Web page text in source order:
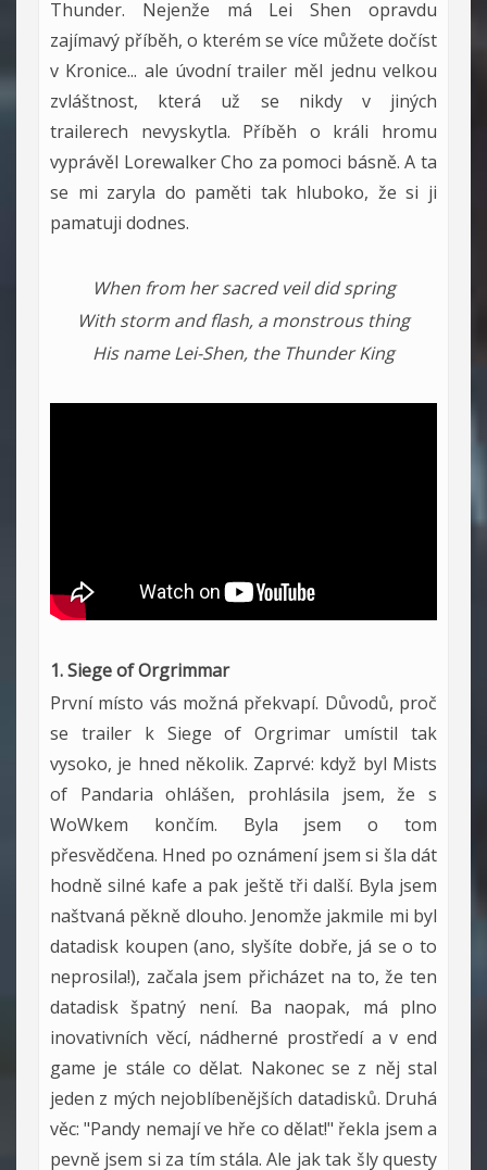
Thunder. Nejenže má Lei Shen opravdu
zajímavý příběh, o kterém se více můžete dočíst
v Kronice... ale úvodní trailer měl jednu velkou
zvláštnost, která už se nikdy v jiných
trailerech nevyskytla. Příběh o králi hromu
vyprávěl Lorewalker Cho za pomoci básně. A ta
se mi zaryla do paměti tak hluboko, že si ji
pamatuji dodnes.
When from her sacred veil did spring
With storm and flash, a monstrous thing
His name Lei-Shen, the Thunder King
1. Siege of Orgrimmar
První místo vás možná překvapí. Důvodů, proč
se trailer k Siege of Orgrimar umístil tak
vysoko, je hned několik. Zaprvé: když byl Mists
of Pandaria ohlášen, prohlásila jsem, že s
WoWkem končím. Byla jsem o tom
přesvědčena. Hned po oznámení jsem si šla dát
hodně silné kafe a pak ještě tři další. Byla jsem
naštvaná pěkně dlouho. Jenomže jakmile mi byl
datadisk koupen (ano, slyšíte dobře, já se o to
neprosila!), začala jsem přicházet na to, že ten
datadisk špatný není. Ba naopak, má plno
inovativních věcí, nádherné prostředí a v end
game je stále co dělat. Nakonec se z něj stal
jeden z mých nejoblíbenějších datadisků. Druhá
věc: "Pandy nemají ve hře co dělat!" řekla jsem a
pevně jsem si za tím stála. Ale jak tak šly questy